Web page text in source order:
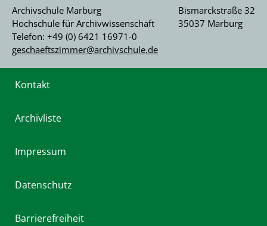
Archivschule Marburg
Hochschule für Archivwissenschaft
Bismarckstraße 32
35037 Marburg
Telefon: +49 (0) 6421 16971-0
geschaeftszimmer@archivschule.de
Kontakt
Archivliste
Impressum
Datenschutz
Barrierefreiheit